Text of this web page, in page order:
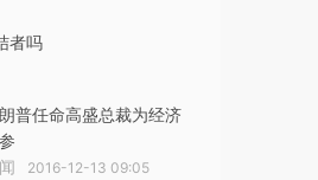
者吗
普任命高盛总裁为经济
2016-12-13 09:05